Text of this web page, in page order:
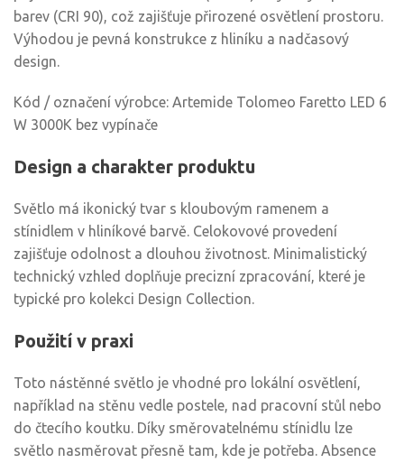
barev (CRI 90), což zajišťuje přirozené osvětlení prostoru.
Výhodou je pevná konstrukce z hliníku a nadčasový
design.
Kód / označení výrobce: Artemide Tolomeo Faretto LED 6
W 3000K bez vypínače
Design a charakter produktu
Světlo má ikonický tvar s kloubovým ramenem a
stínidlem v hliníkové barvě. Celokovové provedení
zajišťuje odolnost a dlouhou životnost. Minimalistický
technický vzhled doplňuje precizní zpracování, které je
typické pro kolekci Design Collection.
Použití v praxi
Toto nástěnné světlo je vhodné pro lokální osvětlení,
například na stěnu vedle postele, nad pracovní stůl nebo
do čtecího koutku. Díky směrovatelnému stínidlu lze
světlo nasměrovat přesně tam, kde je potřeba. Absence